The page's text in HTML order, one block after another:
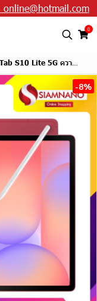
0
Lite 5G ความจุ 6+128GB
-8%